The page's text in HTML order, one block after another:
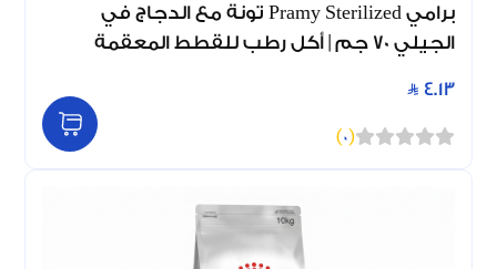
برامي Pramy Sterilized تونة مع الدجاج في
الجيلي 70 جم | أكل رطب للقطط المعقمة
4.13
(
0
)